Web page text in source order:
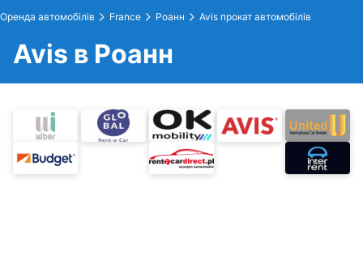
Оренда автомобілів France Роанн Avis прокат автомобілів
Avis в Роанн